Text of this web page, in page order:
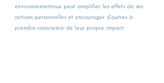
environnementaux peut amplifier les effets de ses
actions personnelles et encourager d'autres à
prendre conscience de leur propre impact.